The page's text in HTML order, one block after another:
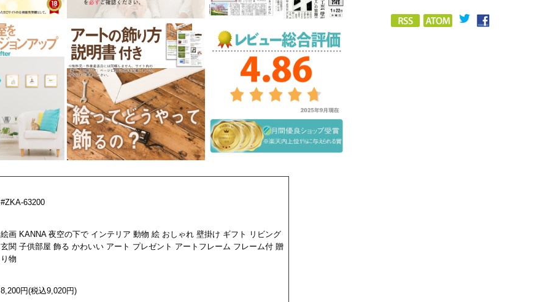
#ZKA-63200
絵画 KANNA 夜空の下で インテリア 動物 絵 おしゃれ 壁掛け ギフト リビング
玄関 子供部屋 飾る かわいい アート プレゼント アートフレーム フレーム付 贈
り物
8,200円(税込9,020円)